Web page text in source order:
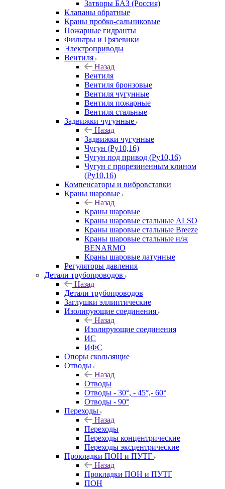
Затворы БАЗ (Россия)
Клапаны обратные
Краны пробко-сальниковые
Пожарные гидранты
Фильтры и Грязевики
Электроприводы
Вентиля
Назад
Вентиля
Вентиля бронзовые
Вентиля чугунные
Вентиля пожарные
Вентиля стальные
Задвижки чугунные
Назад
Задвижки чугунные
Чугун (Ру10,16)
Чугун под привод (Ру10,16)
Чугун с прорезиненным клином
(Ру10,16)
Компенсаторы и вибровставки
Краны шаровые
Назад
Краны шаровые
Краны шаровые стальные ALSO
Краны шаровые стальные Breeze
Краны шаровые стальные н/ж
BENARMO
Краны шаровые латунные
Регуляторы давления
Детали трубопроводов
Назад
Детали трубопроводов
Заглушки эллиптические
Изолирующие соединения
Назад
Изолирующие соединения
ИС
ИФС
Опоры скользящие
Отводы
Назад
Отводы
Отводы - 30°, - 45°,- 60°
Отводы - 90°
Переходы
Назад
Переходы
Переходы концентрические
Переходы эксцентрические
Прокладки ПОН и ПУТГ
Назад
Прокладки ПОН и ПУТГ
ПОН